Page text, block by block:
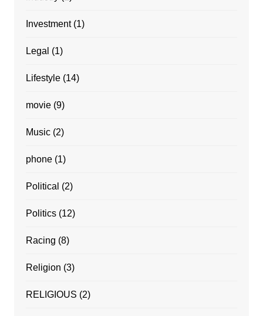
Investment(1)
Legal (1)
Lifestyle(14)
movie(9)
Music(2)
phone(1)
Political (2)
Politics(12)
Racing (8)
Religion (3)
RELIGIOUS (2)